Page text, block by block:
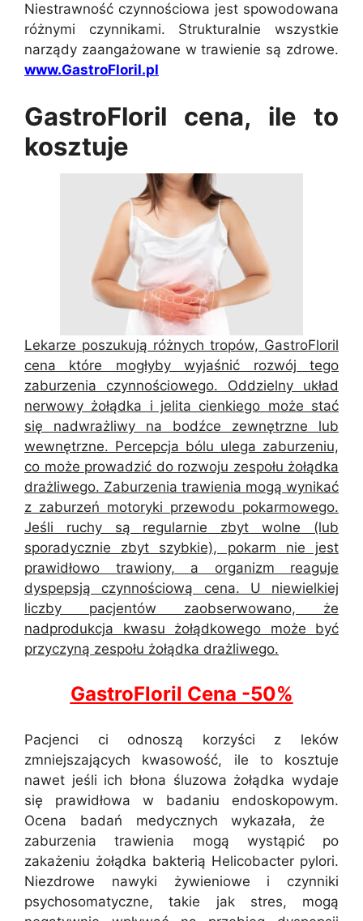
Niestrawność czynnościowa jest spowodowana
różnymi czynnikami. Strukturalnie wszystkie
narządy zaangażowane w trawienie są zdrowe.
www.GastroFloril.pl
GastroFloril cena, ile to
kosztuje
Lekarze poszukują różnych tropów, GastroFloril
cena które mogłyby wyjaśnić rozwój tego
zaburzenia czynnościowego. Oddzielny układ
nerwowy żołądka i jelita cienkiego może stać
się nadwrażliwy na bodźce zewnętrzne lub
wewnętrzne. Percepcja bólu ulega zaburzeniu,
co może prowadzić do rozwoju zespołu żołądka
drażliwego. Zaburzenia trawienia mogą wynikać
z zaburzeń motoryki przewodu pokarmowego.
Jeśli ruchy są regularnie zbyt wolne (lub
sporadycznie zbyt szybkie), pokarm nie jest
prawidłowo trawiony, a organizm reaguje
dyspepsją czynnościową cena. U niewielkiej
liczby pacjentów zaobserwowano, że
nadprodukcja kwasu żołądkowego może być
przyczyną zespołu żołądka drażliwego.
GastroFloril Cena -50%
Pacjenci ci odnoszą korzyści z leków
zmniejszających kwasowość, ile to kosztuje
nawet jeśli ich błona śluzowa żołądka wydaje
się prawidłowa w badaniu endoskopowym.
Ocena badań medycznych wykazała, że ​​
zaburzenia trawienia mogą wystąpić po
zakażeniu żołądka bakterią Helicobacter pylori.
Niezdrowe nawyki żywieniowe i czynniki
psychosomatyczne, takie jak stres, mogą